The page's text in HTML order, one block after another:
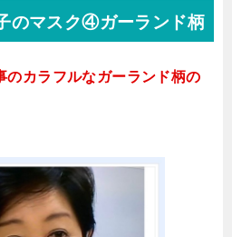
のマスク④ガーランド柄
のカラフルなガーランド柄の